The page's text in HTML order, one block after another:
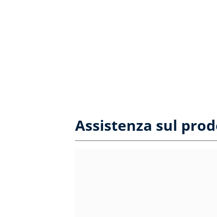
Assistenza sul